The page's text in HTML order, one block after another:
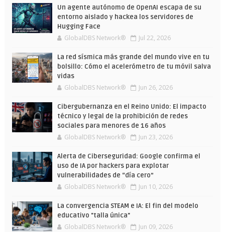
Wars
verano
Un agente autónomo de OpenAI escapa de su
entorno aislado y hackea los servidores de
Hugging Face
GlobalDBS Network® Jul 22, 2026
La red sísmica más grande del mundo vive en tu
bolsillo: Cómo el acelerómetro de tu móvil salva
vidas
GlobalDBS Network® Jun 26, 2026
Cibergubernanza en el Reino Unido: El impacto
técnico y legal de la prohibición de redes
sociales para menores de 16 años
GlobalDBS Network® Jun 23, 2026
Alerta de Ciberseguridad: Google confirma el
uso de IA por hackers para explotar
vulnerabilidades de “día cero”
GlobalDBS Network® Jun 10, 2026
La convergencia STEAM e IA: El fin del modelo
educativo "talla única"
GlobalDBS Network® Jun 09, 2026